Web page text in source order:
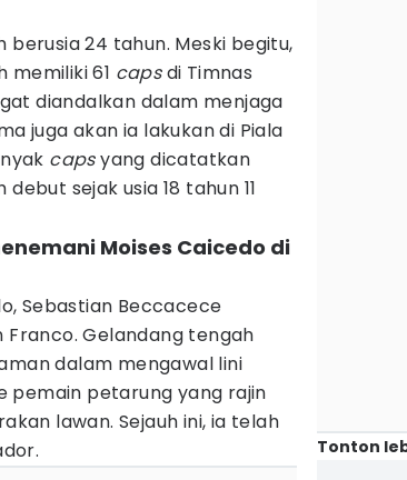
berusia 24 tahun. Meski begitu,
61 capsdi Timnas
diandalkan dalam menjaga
juga akan ia lakukan di Piala
capsyang dicatatkan
sejak usia 18 tahun 11
Moises Caicedo di
Sebastian Beccacece
Gelandang tengah
dalam mengawal lini
pemain petarung yang rajin
lawan. Sejauh ini, ia telah
Tonton